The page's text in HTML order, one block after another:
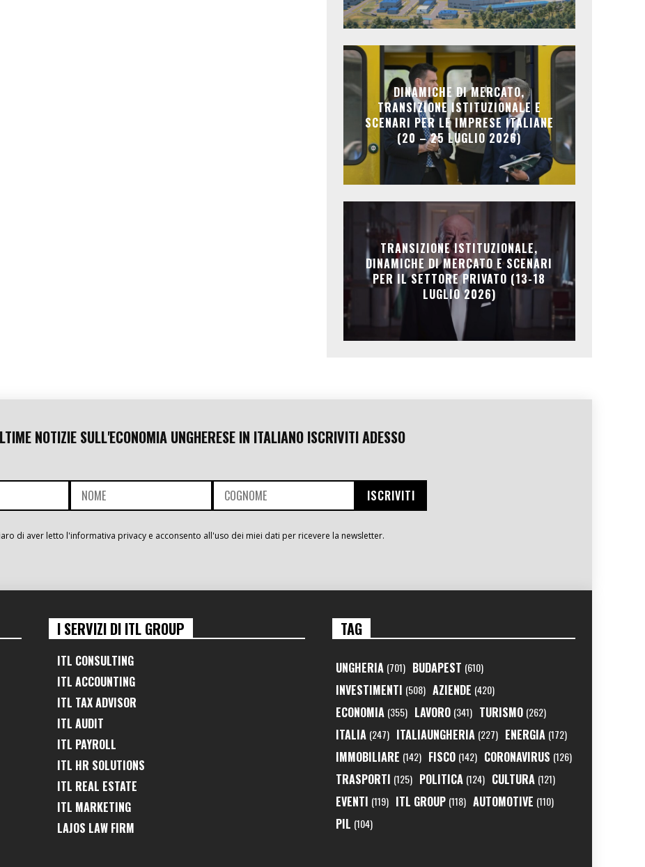
DINAMICHE DI MERCATO,
TRANSIZIONE ISTITUZIONALE E
SCENARI PER LE IMPRESE ITALIANE
(20 – 25 LUGLIO 2026)
TRANSIZIONE ISTITUZIONALE,
DINAMICHE DI MERCATO E SCENARI
PER IL SETTORE PRIVATO (13-18
LUGLIO 2026)
NOTIZIE SULL'ECONOMIA UNGHERESE IN ITALIANO ISCRIVITI ADESSO
di aver letto l'informativa privacy e acconsento all'uso dei miei dati per ricevere la newsletter.
I SERVIZI DI ITL GROUP
ITL CONSULTING
ITL ACCOUNTING
ITL TAX ADVISOR
ITL AUDIT
ITL PAYROLL
ITL HR SOLUTIONS
ITL REAL ESTATE
ITL MARKETING
LAJOS LAW FIRM
TAG
UNGHERIA (701) BUDAPEST (610)
INVESTIMENTI (508) AZIENDE (420)
ECONOMIA (355) LAVORO (341) TURISMO (262)
ITALIA (247) ITALIAUNGHERIA (227) ENERGIA (172)
IMMOBILIARE (142) FISCO (142) CORONAVIRUS (126)
TRASPORTI (125) POLITICA (124) CULTURA (121)
EVENTI (119) ITL GROUP (118) AUTOMOTIVE (110)
PIL (104)